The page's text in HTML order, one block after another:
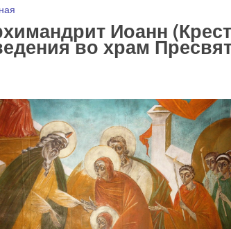
Иоанн
во храм